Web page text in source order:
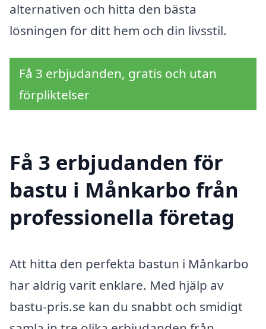
alternativen och hitta den bästa
lösningen för ditt hem och din livsstil.
Få 3 erbjudanden, gratis och utan
förpliktelser
Få 3 erbjudanden för
bastu i Månkarbo från
professionella företag
Att hitta den perfekta bastun i Månkarbo
har aldrig varit enklare. Med hjälp av
bastu-pris.se kan du snabbt och smidigt